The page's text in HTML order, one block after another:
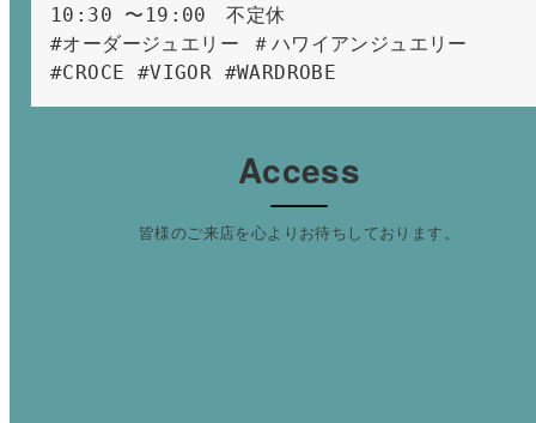
10:30 〜19:00　不定休
#オーダージュエリー ＃ハワイアンジュエリー
#CROCE #VIGOR #WARDROBE
Access
皆様のご来店を心よりお待ちしております。